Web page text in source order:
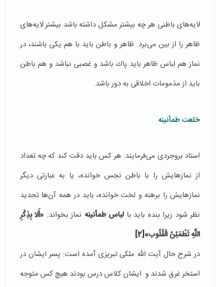
لایه‌های باطنی هر چه بیشتر مشكل داشته باشد بیشتر لایه‌های
ظاهر را از بین می‌برد. ظاهر و باطن باید با هم یكی باشند، در
نماز هم لباس ظاهر باید پاك باشد و غصبی نباشد و هم باطن
باید از مذمومات اخلاقی به دور باشد.
خلعت طمأنینه
استاد بروجردی می‌فرمایند: هر كس باید دقت كند كه چه تعداد
از نمازهایش را با باطن نجس خوانده، یا به عبارتی دیگر
نمازهایش را برهنه و لخت خوانده، باید در همه آن‌ها تجدید
نظر شود زیرا بنده باید بالباس طمأنینه نماز بخواند: «أَلا بِذِكْرِ
اللَّهِ‏ تَطْمَئِنُ‏ الْقُلُوب‏»[2]
در شرح حال آیت الله ملكی تبریزی آمده است: پسر ایشان در
استخر غرق شدند و ایشان كلاس درس بودند هیچ كس متوجه